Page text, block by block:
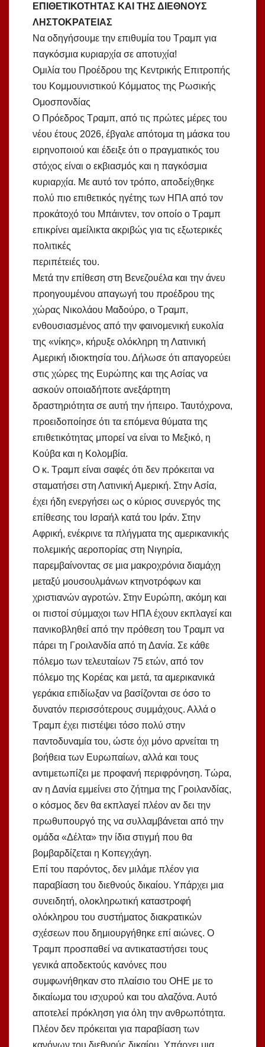
ΕΠΙΘΕΤΙΚΟΤΗΤΑΣ ΚΑΙ ΤΗΣ ΔΙΕΘΝΟΥΣ
ΛΗΣΤΟΚΡΑΤΕΙΑΣ
Να οδηγήσουμε την επιθυμία του Τραμπ για
παγκόσμια κυριαρχία σε αποτυχία!
Ομιλία του Προέδρου της Κεντρικής Επιτροπής
του Κομμουνιστικού Κόμματος της Ρωσικής
Ομοσπονδίας
Ο Πρόεδρος Τραμπ, από τις πρώτες μέρες του
νέου έτους 2026, έβγαλε απότομα τη μάσκα του
ειρηνοποιού και έδειξε ότι ο πραγματικός του
στόχος είναι ο εκβιασμός και η παγκόσμια
κυριαρχία. Με αυτό τον τρόπο, αποδείχθηκε
πολύ πιο επιθετικός ηγέτης των ΗΠΑ από τον
προκάτοχό του Μπάιντεν, τον οποίο ο Τραμπ
επικρίνει αμείλικτα ακριβώς για τις εξωτερικές
πολιτικές
περιπέτειές του.
Μετά την επίθεση στη Βενεζουέλα και την άνευ
προηγουμένου απαγωγή του προέδρου της
χώρας Νικολάου Μαδούρο, ο Τραμπ,
ενθουσιασμένος από την φαινομενική ευκολία
της «νίκης», κήρυξε ολόκληρη τη Λατινική
Αμερική ιδιοκτησία του. Δήλωσε ότι απαγορεύει
στις χώρες της Ευρώπης και της Ασίας να
ασκούν οποιαδήποτε ανεξάρτητη
δραστηριότητα σε αυτή την ήπειρο. Ταυτόχρονα,
προειδοποίησε ότι τα επόμενα θύματα της
επιθετικότητας μπορεί να είναι το Μεξικό, η
Κούβα και η Κολομβία.
Ο κ. Τραμπ είναι σαφές ότι δεν πρόκειται να
σταματήσει στη Λατινική Αμερική. Στην Ασία,
έχει ήδη ενεργήσει ως ο κύριος συνεργός της
επίθεσης του Ισραήλ κατά του Ιράν. Στην
Αφρική, ενέκρινε τα πλήγματα της αμερικανικής
πολεμικής αεροπορίας στη Νιγηρία,
παρεμβαίνοντας σε μια μακροχρόνια διαμάχη
μεταξύ μουσουλμάνων κτηνοτρόφων και
χριστιανών αγροτών. Στην Ευρώπη, ακόμη και
οι πιστοί σύμμαχοι των ΗΠΑ έχουν εκπλαγεί και
πανικοβληθεί από την πρόθεση του Τραμπ να
πάρει τη Γροιλανδία από τη Δανία. Σε κάθε
πόλεμο των τελευταίων 75 ετών, από τον
πόλεμο της Κορέας και μετά, τα αμερικανικά
γεράκια επιδίωξαν να βασίζονται σε όσο το
δυνατόν περισσότερους συμμάχους. Αλλά ο
Τραμπ έχει πιστέψει τόσο πολύ στην
παντοδυναμία του, ώστε όχι μόνο αρνείται τη
βοήθεια των Ευρωπαίων, αλλά και τους
αντιμετωπίζει με προφανή περιφρόνηση. Τώρα,
αν η Δανία εμμείνει στο ζήτημα της Γροιλανδίας,
ο κόσμος δεν θα εκπλαγεί πλέον αν δει την
πρωθυπουργό της να συλλαμβάνεται από την
ομάδα «Δέλτα» την ίδια στιγμή που θα
βομβαρδίζεται η Κοπεγχάγη.
Επί του παρόντος, δεν μιλάμε πλέον για
παραβίαση του διεθνούς δικαίου. Υπάρχει μια
συνειδητή, ολοκληρωτική καταστροφή
ολόκληρου του συστήματος διακρατικών
σχέσεων που δημιουργήθηκε επί αιώνες. Ο
Τραμπ προσπαθεί να αντικαταστήσει τους
γενικά αποδεκτούς κανόνες που
συμφωνήθηκαν στο πλαίσιο του ΟΗΕ με το
δικαίωμα του ισχυρού και του αλαζόνα. Αυτό
αποτελεί πρόκληση για όλη την ανθρωπότητα.
Πλέον δεν πρόκειται για παραβίαση των
κανόνων του διεθνούς δικαίου. Υπάρχει μια